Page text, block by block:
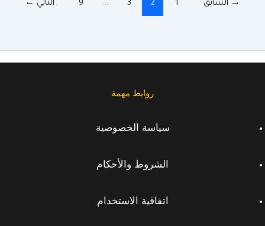
→ السابق 1
2
3
…
9 التالي ←
روابط مهمة
سياسة الخصوصية
الشروط والأحكام
اتفاقية الاستخدام